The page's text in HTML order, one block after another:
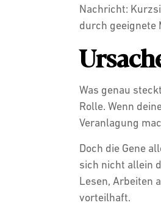
Nachricht:
durch geeignete
Was genau
Rolle. Wenn
Veranlagung
Doch die Gene
sich nicht allein
Lesen, Arbeiten
vorteilhaft.